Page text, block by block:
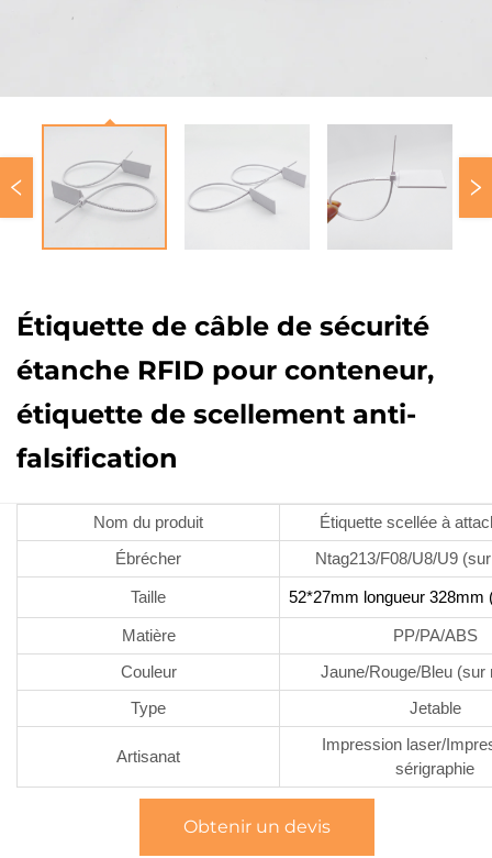
Étiquette de câble de sécurité
étanche RFID pour conteneur,
étiquette de scellement anti-
falsification
Nom du produit
Étiquette scellée à
Ébrécher
Ntag213/F08/U8/U9
Taille 52*27mm longueur 328mm
Matière
PP/PA/ABS
Couleur
Jaune/Rouge/Bleu (sur
Type
Jetable
Artisanat
Impression laser/
sérigraphie
Obtenir un devis